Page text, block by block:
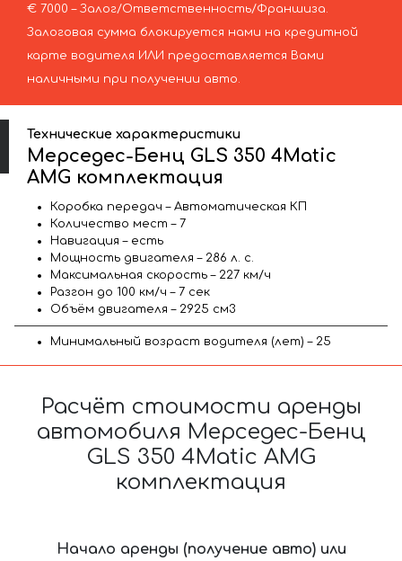
€ 7000 – Залог/Ответственность/Франшиза.
Залоговая сумма блокируется нами на кредитной
карте водителя ИЛИ предоставляется Вами
наличными при получении авто.
Технические характеристики
Мерседес-Бенц GLS 350 4Matic
AMG комплектация
Коробка передач – Автоматическая КП
Количество мест – 7
Навигация – есть
Мощность двигателя – 286 л. с.
Максимальная скорость – 227 км/ч
Разгон до 100 км/ч – 7 сек
Объём двигателя – 2925 см3
Минимальный возраст водителя (лет) – 25
Расчёт стоимости аренды
автомобиля Мерседес-Бенц
GLS 350 4Matic AMG
комплектация
Начало аренды (получение авто) или